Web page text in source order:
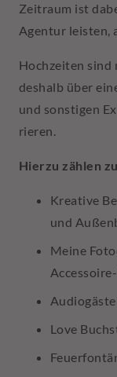
Zeitraum ist
Agentur leisten,
Hochzeiten sind
deshalb über
und sonstigen
rieren.
Hierzu zählen
Kreative
und
Meine
Love